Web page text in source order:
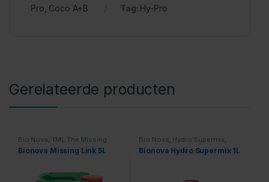
Pro Coco A+B Tag: Hy-Pro
Gerelateerde producten
Bio Nova, TML The Missing
Link Voeding
Bionova Missing Link 5L
Bio Nova, Hydro Supermix,
Voeding
Bionova Hydro Supermix 1L